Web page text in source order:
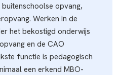
opvang,
Werken in de
het bekostigd onderwijs
en de CAO
functie is pedagogisch
een erkend MBO-